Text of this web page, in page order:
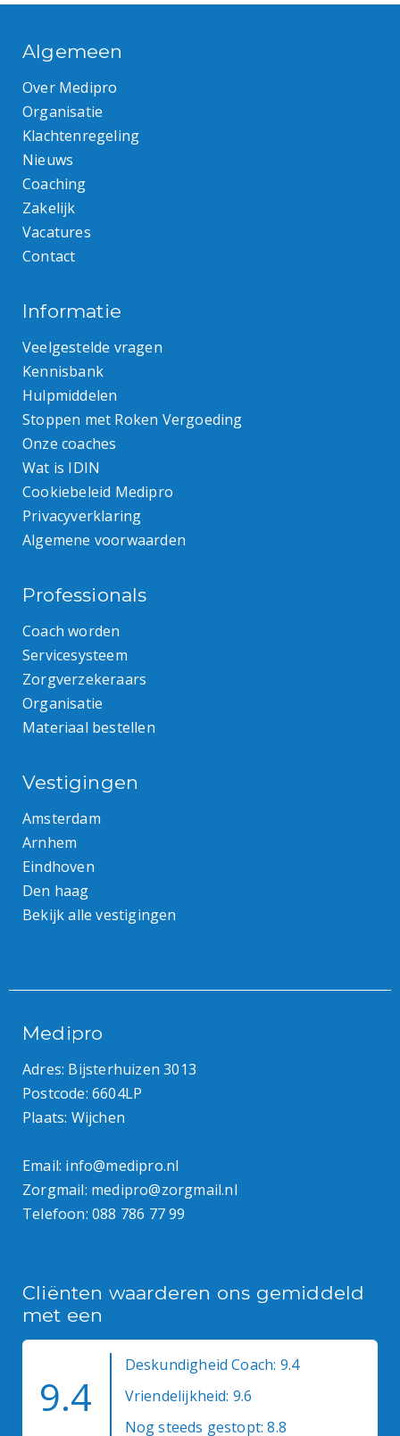
Algemeen
Over Medipro
Organisatie
Klachtenregeling
Nieuws
Coaching
Zakelijk
Vacatures
Contact
Informatie
Veelgestelde vragen
Kennisbank
Hulpmiddelen
Stoppen met Roken Vergoeding
Onze coaches
Wat is IDIN
Cookiebeleid Medipro
Privacyverklaring
Algemene voorwaarden
Professionals
Coach worden
Servicesysteem
Zorgverzekeraars
Organisatie
Materiaal bestellen
Vestigingen
Amsterdam
Arnhem
Eindhoven
Den haag
Bekijk alle vestigingen
Medipro
Adres: Bijsterhuizen 3013
Postcode: 6604LP
Plaats: Wijchen
Email: info@medipro.nl
Zorgmail: medipro@zorgmail.nl
Telefoon: 088 786 77 99
Cliënten waarderen ons gemiddeld
met een
9.4
Deskundigheid Coach: 9.4
Vriendelijkheid: 9.6
Nog steeds gestopt: 8.8